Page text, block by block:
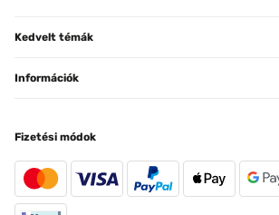
Kedvelt témák
Információk
Fizetési módok